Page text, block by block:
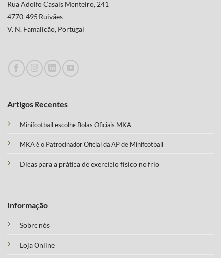
Rua Adolfo Casais Monteiro, 241
4770-495 Ruivães
V. N. Famalicão, Portugal
Artigos Recentes
Minifootball escolhe Bolas Oficiais MKA
MKA é o Patrocinador Oficial da AP de Minifootball
Dicas para a prática de exercício físico no frio
Informação
Sobre nós
Loja Online